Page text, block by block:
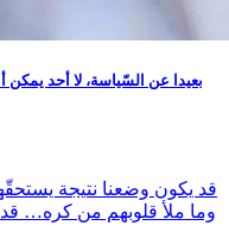
بعيدا عن السّياسة، لا أحد
قد يكون وضعنا نتيجة
وما ملأ قلوبهم من كره…